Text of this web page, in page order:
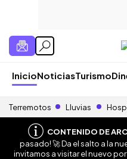
InicioNoticiasTurismo
Terremotos Lluvias
CONTENIDO DE
pasado! 🚀 Da el salto a la
invitamos a visitar el nuevo